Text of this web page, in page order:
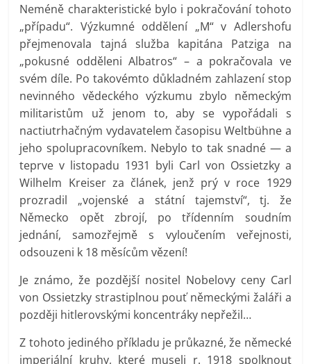
Neméně charakteristické bylo i pokračování tohoto
„případu“. Výzkumné oddělení „M“ v Adlershofu
přejmenovala tajná služba kapitána Patziga na
„pokusné odděleni Albatros“ – a pokračovala ve
svém díle. Po takovémto důkladném zahlazení stop
nevinného vědeckého výzkumu zbylo německým
militaristům už jenom to, aby se vypořádali s
nactiutrhačným vydavatelem časopisu Weltbühne a
jeho spolupracovníkem. Nebylo to tak snadné — a
teprve v listopadu 1931 byli Carl von Ossietzky a
Wilhelm Kreiser za článek, jenž prý v roce 1929
prozradil „vojenské a státní tajemství“, tj. že
Německo opět zbrojí, po třídenním soudním
jednání, samozřejmě s vyloučením veřejnosti,
odsouzeni k 18 měsícům vězení!
Je známo, že pozdější nositel Nobelovy ceny Carl
von Ossietzky strastiplnou pouť německými žaláři a
později hitlerovskými koncentráky nepřežil…
Z tohoto jediného příkladu je průkazné, že německé
imperiální kruhy, které museli r. 1918 spolknout